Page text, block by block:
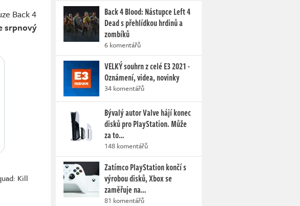
Back 4
srpnový
Kill
Back 4 Blood: Nástupce Left 4
Dead s přehlídkou hrdinů a
zombíků
6 komentářů
VELKÝ souhrn z celé E3 2021 -
Oznámení, videa, novinky
34 komentářů
Bývalý autor Valve hájí konec
disků pro PlayStation. Může
za to…
148 komentářů
Zatímco PlayStation končí s
výrobou disků, Xbox se
zaměřuje na…
81 komentářů